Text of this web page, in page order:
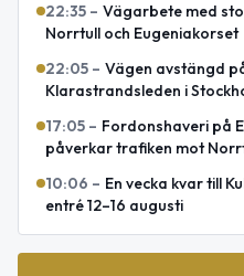
22:35 – Vägarbete med
Norrtull och Eugeniakorset
22:05 – Vägen avstängd
Klarastrandsleden i
17:05 – Fordonshaveri på
påverkar trafiken mot
10:06 – En vecka kvar till
entré 12–16 augusti